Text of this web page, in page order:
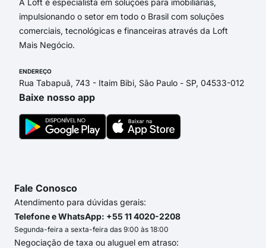
A Loft é especialista em soluções para imobiliárias,
impulsionando o setor em todo o Brasil com soluções
comerciais, tecnológicas e financeiras através da Loft
Mais Negócio.
ENDEREÇO
Rua Tabapuã, 743 - Itaim Bibi, São Paulo - SP, 04533-012
Baixe nosso app
Fale Conosco
Atendimento para dúvidas gerais:
Telefone e WhatsApp: +55 11 4020-2208
Segunda-feira a sexta-feira das 9:00 às 18:00
Negociação de taxa ou aluguel em atraso: